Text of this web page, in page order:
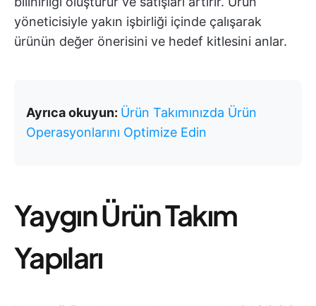
yöneticisiyle yakın işbirliği içinde çalışarak
ürünün değer önerisini ve hedef kitlesini anlar.
Ayrıca okuyun: Ürün Takımınızda Ürün
Operasyonlarını Optimize Edin
Yaygın Ürün Takım
Yapıları